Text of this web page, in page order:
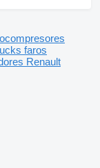
faros
Renault